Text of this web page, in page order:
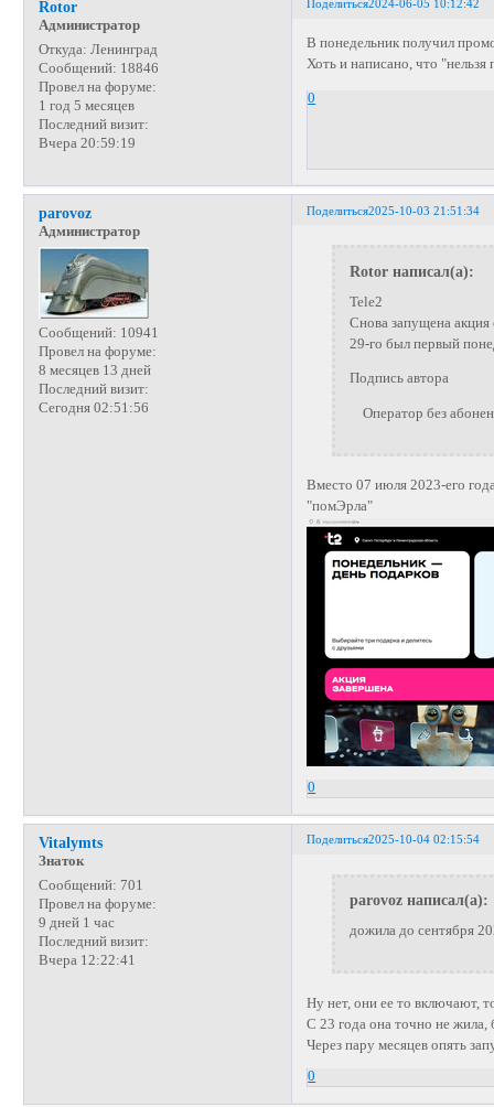
Поделиться2024-06-05 10:12:42
Rotor
Администратор
Откуда: Ленинград
Сообщений: 18846
Провел на форуме:
1 год 5 месяцев
Последний визит:
Вчера 20:59:19
В понедельник получил
Хоть и написано, что
0
Поделиться2025-10-03 21:51:34
parovoz
Администратор
Сообщений: 10941
Провел на форуме:
8 месяцев 13 дней
Последний визит:
Сегодня 02:51:56
Rotor написал(а):
Tele2
Снова запущена
29-го был первый
Подпись автора
Оператор без
Вместо 07 июля 2023-его
"помЭрла"
0
Поделиться2025-10-04 02:15:54
Vitalymts
Знаток
Сообщений: 701
Провел на форуме:
9 дней 1 час
Последний визит:
Вчера 12:22:41
parovoz написал(а):
дожила до сентября
Ну нет, они ее то включают,
С 23 года она точно не
Через пару месяцев опять
0